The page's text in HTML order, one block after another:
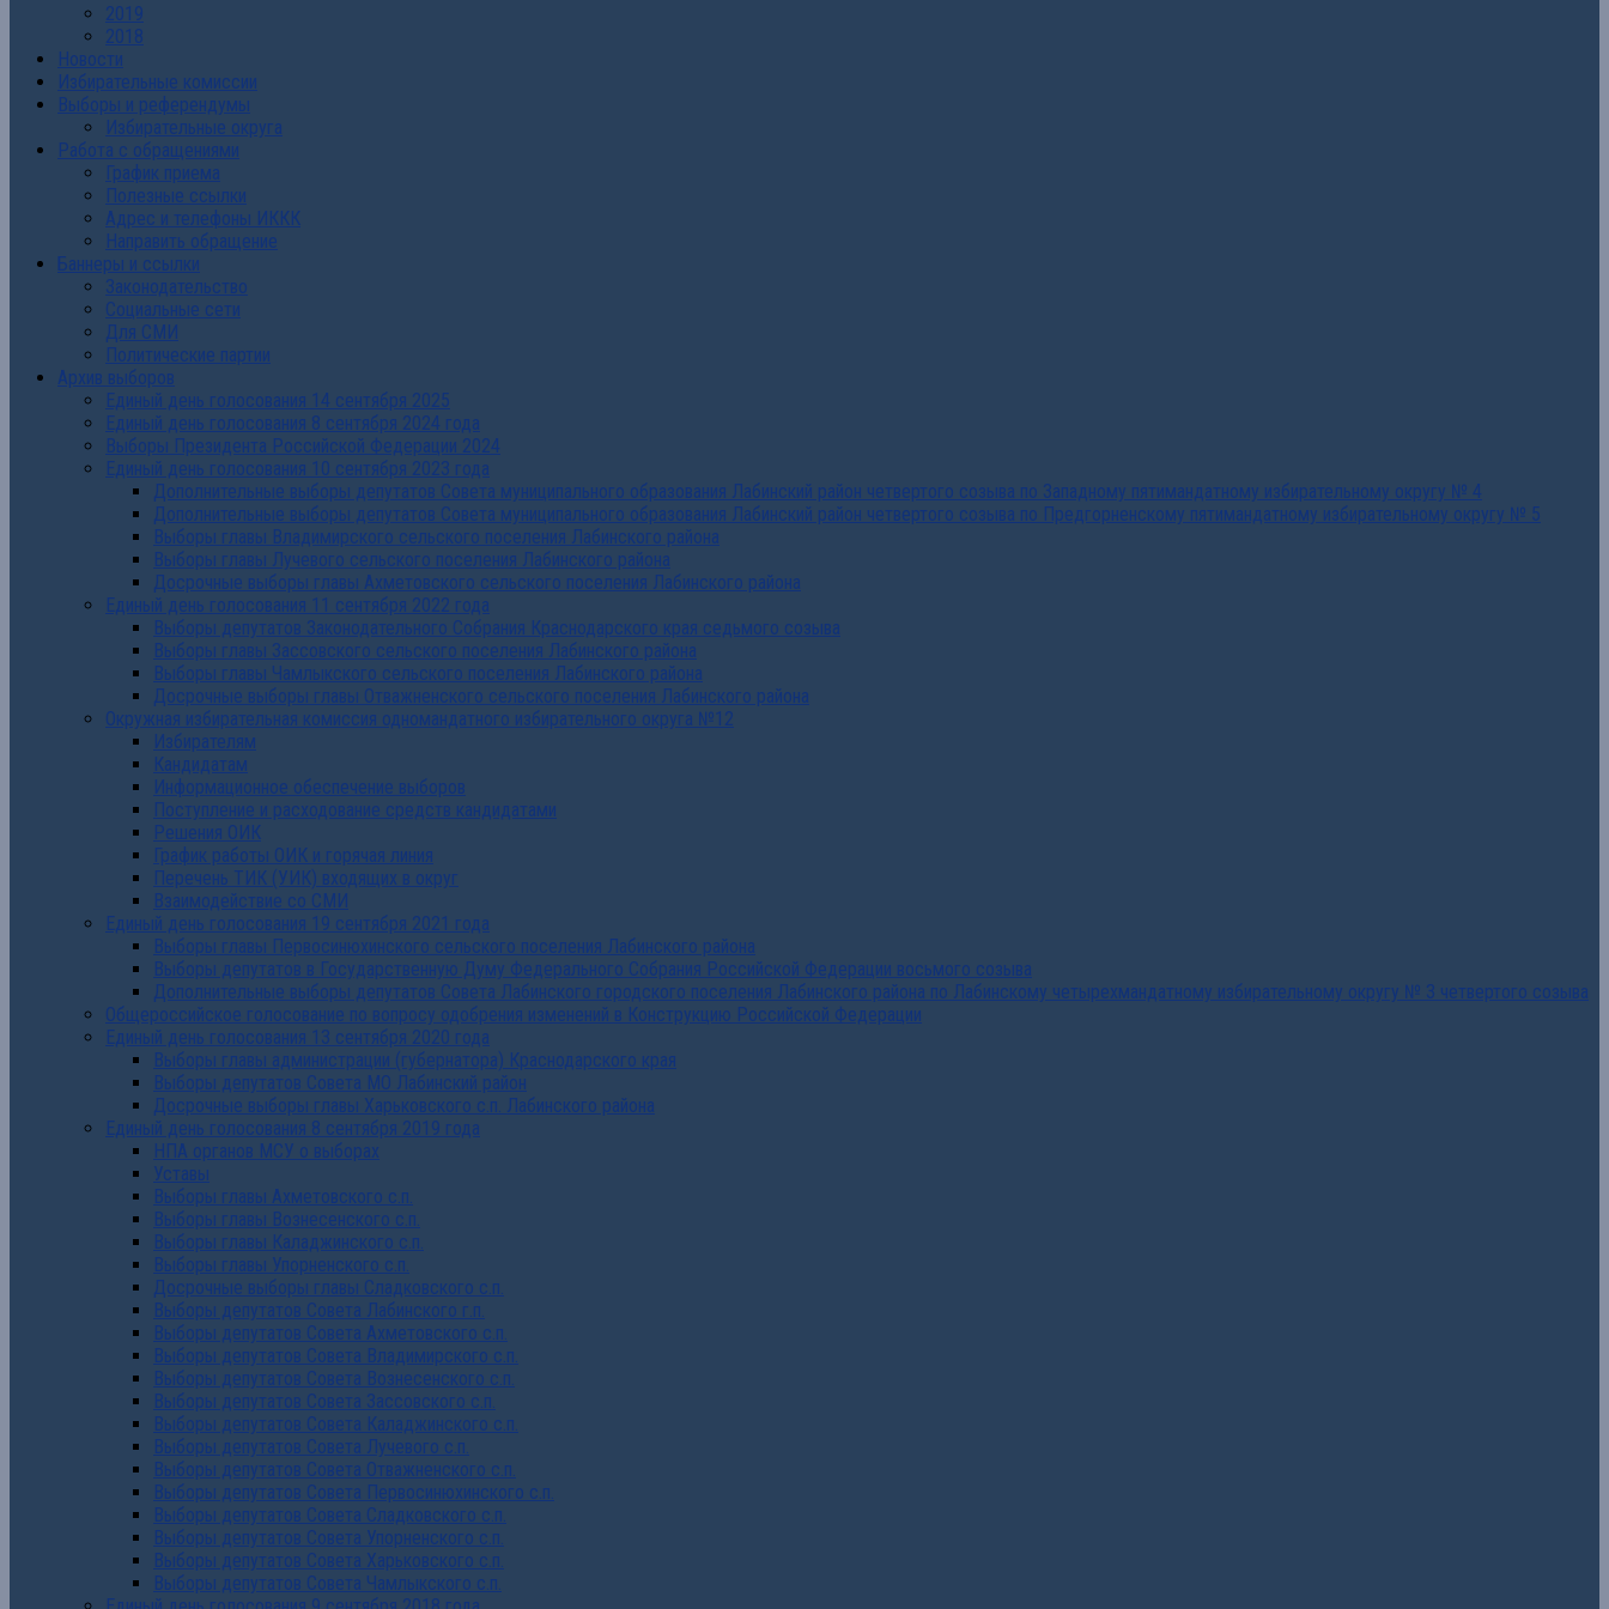
2019
2018
Новости
Избирательные комиссии
Выборы и референдумы
Избирательные округа
Работа с обращениями
График приема
Полезные ссылки
Адрес и телефоны ИККК
Направить обращение
Баннеры и ссылки
Законодательство
Социальные сети
Для СМИ
Политические партии
Архив выборов
Единый день голосования 14 сентября 2025
Единый день голосования 8 сентября 2024 года
Выборы Президента Российской Федерации 2024
Единый день голосования 10 сентября 2023 года
Дополнительные выборы депутатов Совета муниципального образования Лабинский район четвертого созыва по Западному пятимандатному избирательному округу № 4
Дополнительные выборы депутатов Совета муниципального образования Лабинский район четвертого созыва по Предгорненскому пятимандатному избирательному округу № 5
Выборы главы Владимирского сельского поселения Лабинского района
Выборы главы Лучевого сельского поселения Лабинского района
Досрочные выборы главы Ахметовского сельского поселения Лабинского района
Единый день голосования 11 сентября 2022 года
Выборы депутатов Законодательного Собрания Краснодарского края седьмого созыва
Выборы главы Зассовского сельского поселения Лабинского района
Выборы главы Чамлыкского сельского поселения Лабинского района
Досрочные выборы главы Отважненского сельского поселения Лабинского района
Окружная избирательная комиссия одномандатного избирательного округа №12
Избирателям
Кандидатам
Информационное обеспечение выборов
Поступление и расходование средств кандидатами
Решения ОИК
График работы ОИК и горячая линия
Перечень ТИК (УИК) входящих в округ
Взаимодействие со СМИ
Единый день голосования 19 сентября 2021 года
Выборы главы Первосинюхинского сельского поселения Лабинского района
Выборы депутатов в Государственную Думу Федерального Собрания Российской Федерации восьмого созыва
Дополнительные выборы депутатов Совета Лабинского городского поселения Лабинского района по Лабинскому четырехмандатному избирательному округу № 3 четвертого созыва
Общероссийское голосование по вопросу одобрения изменений в Конструкцию Российской Федерации
Единый день голосования 13 сентября 2020 года
Выборы главы администрации (губернатора) Краснодарского края
Выборы депутатов Совета МО Лабинский район
Досрочные выборы главы Харьковского с.п. Лабинского района
Единый день голосования 8 сентября 2019 года
НПА органов МСУ о выборах
Уставы
Выборы главы Ахметовского с.п.
Выборы главы Вознесенского с.п.
Выборы главы Каладжинского с.п.
Выборы главы Упорненского с.п.
Досрочные выборы главы Сладковского с.п.
Выборы депутатов Совета Лабинского г.п.
Выборы депутатов Совета Ахметовского с.п.
Выборы депутатов Совета Владимирского с.п.
Выборы депутатов Совета Вознесенского с.п.
Выборы депутатов Совета Зассовского с.п.
Выборы депутатов Совета Каладжинского с.п.
Выборы депутатов Совета Лучевого с.п.
Выборы депутатов Совета Отважненского с.п.
Выборы депутатов Совета Первосинюхинского с.п.
Выборы депутатов Совета Сладковского с.п.
Выборы депутатов Совета Упорненского с.п.
Выборы депутатов Совета Харьковского с.п.
Выборы депутатов Совета Чамлыкского с.п.